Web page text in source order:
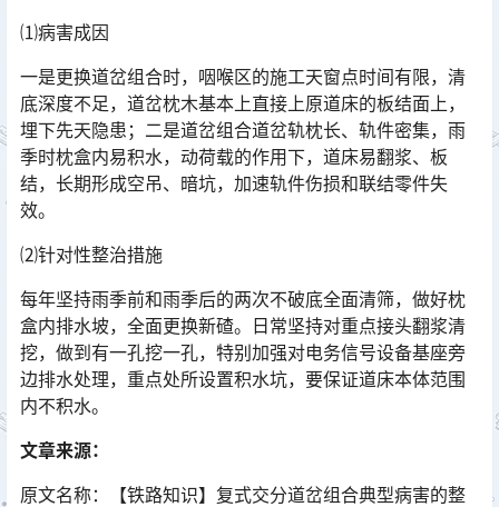
⑴病害成因
一是更换道岔组合时，咽喉区的施工天窗点时间有限，清
底深度不足，道岔枕木基本上直接上原道床的板结面上，
埋下先天隐患；二是道岔组合道岔轨枕长、轨件密集，雨
季时枕盒内易积水，动荷载的作用下，道床易翻浆、板
结，长期形成空吊、暗坑，加速轨件伤损和联结零件失
效。󠅅󠅃󠄵󠅂󠄪󠇖󠆨󠆨󠇕󠆞󠆒󠅬󠇘󠆭󠆘󠇙󠆝󠅵󠇗󠆭󠆁󠄐󠇗󠅹󠅸󠇖󠆍󠅳󠇖󠅹󠅰󠇖󠆌󠅹
⑵针对性整治措施
每年坚持雨季前和雨季后的两次不破底全面清筛，做好枕
盒内排水坡，全面更换新碴。日常坚持对重点接头翻浆清
挖，做到有一孔挖一孔，特别加强对电务信号设备基座旁
边排水处理，重点处所设置积水坑，要保证道床本体范围
内不积水。󠅅󠅃󠄵󠅂󠄪󠇖󠆨󠆨󠇕󠆞󠆒󠅬󠇘󠆭󠆘󠇙󠆝󠅵󠇗󠆭󠆁󠄐󠇗󠅹󠅸󠇖󠆍󠅳󠇖󠅹󠅰󠇖󠆌󠅹
文章来源：
原文名称：【铁路知识】复式交分道岔组合典型病害的整